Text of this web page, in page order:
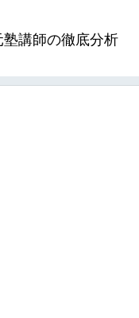
講師の徹底分析